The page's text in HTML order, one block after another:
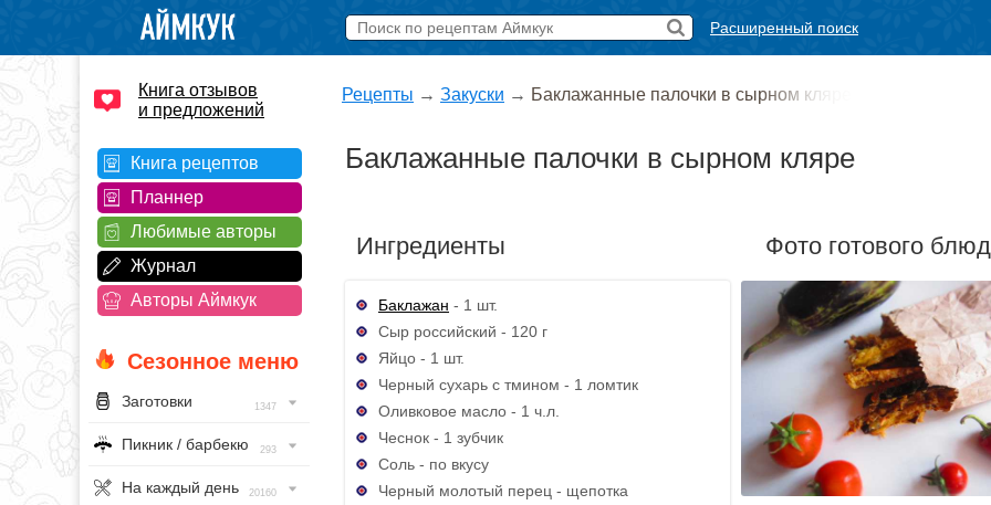
Расширенный поиск
Книга отзывов
и предложений
Книга рецептов
Планнер
Любимые авторы
Журнал
Авторы Аймкук
Сезонное меню
Заготовки 1347
Пикник / барбекю 293
На каждый день 20160
Рецепты → Закуски → Баклажанные палочки в сырном кляре
Баклажанные палочки в сырном кляре
Ингредиенты
Баклажан - 1 шт.
Сыр российский - 120 г
Яйцо - 1 шт.
Черный сухарь с тмином - 1 ломтик
Оливковое масло - 1 ч.л.
Чеснок - 1 зубчик
Соль - по вкусу
Черный молотый перец - щепотка
Фото готового